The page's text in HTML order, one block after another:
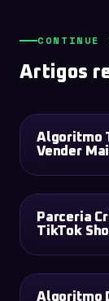
CONTINUE
Artigos
TIKTOK SHOP
Algoritmo
Vender
TIKTOK SHOP
Parceria
TikTok
TIKTOK SHOP
Algoritmo